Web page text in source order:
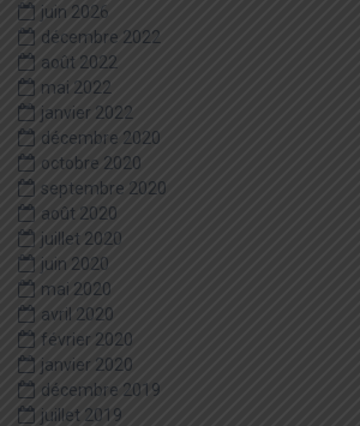
juin 2026
décembre 2022
août 2022
mai 2022
janvier 2022
décembre 2020
octobre 2020
septembre 2020
août 2020
juillet 2020
juin 2020
mai 2020
avril 2020
février 2020
janvier 2020
décembre 2019
juillet 2019